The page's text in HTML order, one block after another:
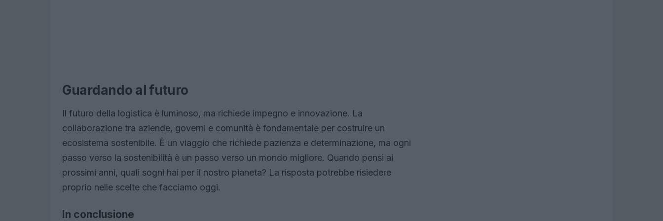
Guardando al futuro
Il futuro della logistica è luminoso, ma richiede impegno e innovazione. La
collaborazione tra aziende, governi e comunità è fondamentale per costruire un
ecosistema sostenibile. È un viaggio che richiede pazienza e determinazione, ma ogni
passo verso la sostenibilità è un passo verso un mondo migliore. Quando pensi ai
prossimi anni, quali sogni hai per il nostro pianeta? La risposta potrebbe risiedere
proprio nelle scelte che facciamo oggi.
In conclusione